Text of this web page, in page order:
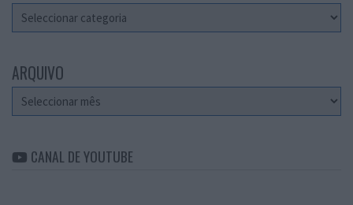
Categorias
ARQUIVO
Arquivo
CANAL DE YOUTUBE